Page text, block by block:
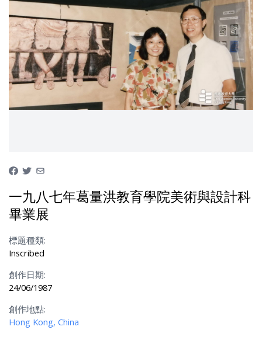
一九八七年葛量洪教育學院美術與設計科
畢業展
標題種類:
Inscribed
創作日期:
24/06/1987
創作地點:
Hong Kong, China